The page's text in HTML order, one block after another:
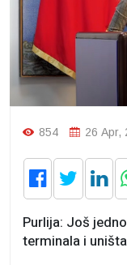
854 26 Apr,
Purlija: Još
terminala i